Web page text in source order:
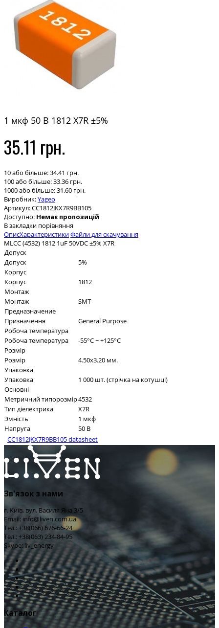
1 мкф 50 В 1812 X7R ±5%
35.11 грн.
10 або більше: 34.41 грн.
100 або більше: 33.36 грн.
1000 або більше: 31.60 грн.
Виробник:Yageo
Артикул:CC1812JKX7R9BB105
Доступно: Немає пропозицій
В закладки порівняння
ОписХарактеристикиФайли для скачування
MLCC (4532) 1812 1uF 50VDC ±5% X7R
Допуск
Допуск
5%
Корпус
Корпус
1812
Монтаж
Монтаж
SMT
Предназначение
Призначення
General Purpose
Робоча температура
Робоча температура
-55°C ~ +125°C
Розмір
Розмір
4.50x3.20 мм.
Упаковка
Упаковка
1 000 шт. (стрічка на котушці)
Основні
Метричний типорозмір4532
Тип діелектрика
X7R
Эмність
1 мкф
Напруга
50 В
CC1812JKX7R9BB105 datasheet
Зв'язок з нами
г. Київ, вул. Василя Яна 3/5
Email: info@liven.com.ua
Тел.: +38(066) 676-66-24
Тел.: +38(063) 234-84-95
Skype: liv_energy
Каталог